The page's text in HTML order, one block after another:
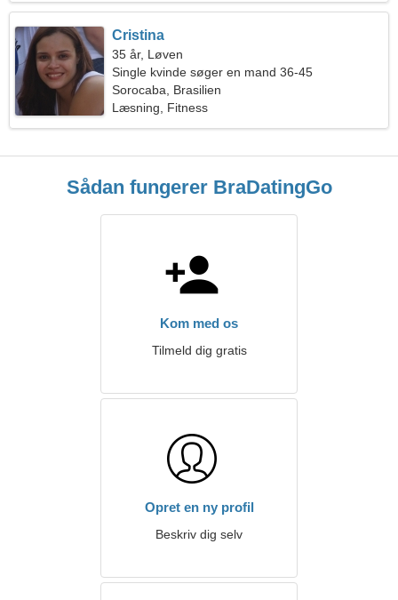
Cristina
35 år, Løven
Single kvinde søger en mand 36-45
Sorocaba, Brasilien
Læsning, Fitness
Sådan fungerer BraDatingGo
Kom med os
Tilmeld dig gratis
Opret en ny profil
Beskriv dig selv